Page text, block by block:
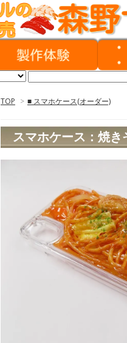
TOP > ■ スマホケース(オーダー)
スマホケース：焼き